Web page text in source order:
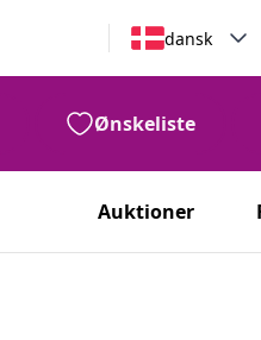
dansk
Ønskeliste
Auktioner